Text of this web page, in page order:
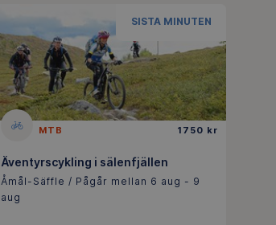
SISTA MINUTEN
MTB 1750 kr
Äventyrscykling i sälenfjällen
Åmål-Säffle / Pågår mellan 6 aug - 9
aug